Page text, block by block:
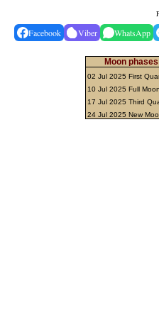
Facebook Viber WhatsApp
Moon
02 Jul 2025 First
10 Jul 2025 Full Moon
17 Jul 2025 Third
24 Jul 2025 New